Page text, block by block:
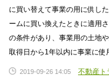
に買い替えて事業の用に供し
ームに買い換えたときに適用
の条件があり、事業用の土地
取得日から1年以内に事業に
2019-09-26 14:05 不動産ト